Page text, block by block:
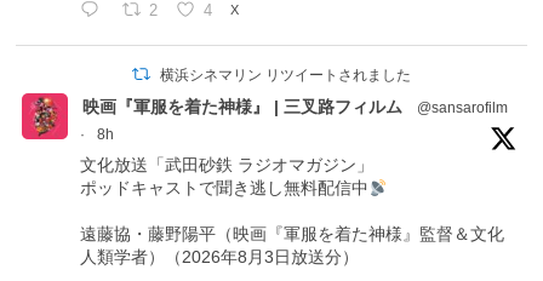
2 4 X
横浜シネマリン リツイートされました
映画『軍服を着た神様』 | 三叉路フィルム
@sansarofilm
·
8h
文化放送「武田砂鉄 ラジオマガジン」
ポッドキャストで聞き逃し無料配信中
遠藤協・藤野陽平（映画『軍服を着た神様』監督＆文化
人類学者）（2026年8月3日放送分）